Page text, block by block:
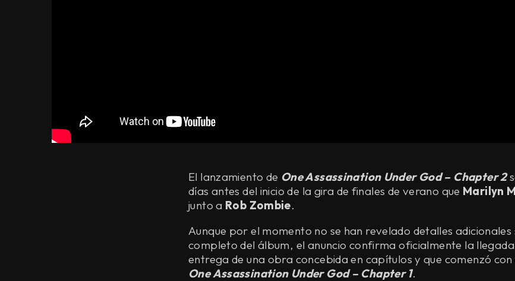
El lanzamiento de One Assassination Under God – Chapter 2
días antes del inicio de la gira de finales de verano que Marilyn
junto a Rob Zombie.
Aunque por el momento no se han revelado detalles
completo del álbum, el anuncio confirma oficialmente la llegada
entrega de una obra concebida en capítulos y que comenzó
One Assassination Under God – Chapter 1.